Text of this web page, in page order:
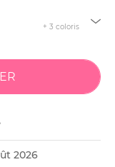
+ 3 coloris
2026